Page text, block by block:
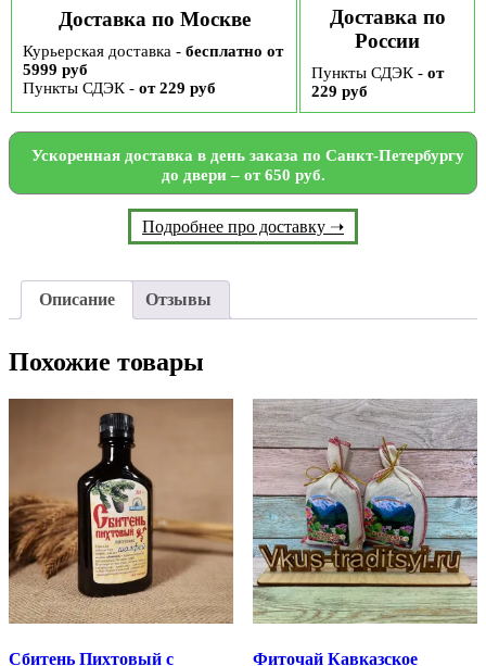
Доставка по Москве
Курьерская доставка - бесплатно от
5999 руб
Пункты СДЭК - от 229 руб
Доставка по
России
Пункты СДЭК - от
229 руб
Ускоренная доставка в день заказа по Санкт-Петербургу
до двери – от 650 руб.
Подробнее про доставку ➝
Описание Отзывы
Похожие товары
Сбитень Пихтовый с
Фиточай Кавказское